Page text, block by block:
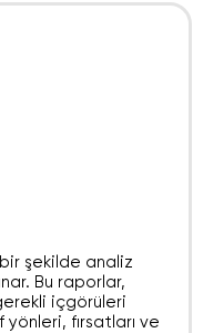
şekilde analiz
Bu raporlar,
içgörüleri
fırsatları ve